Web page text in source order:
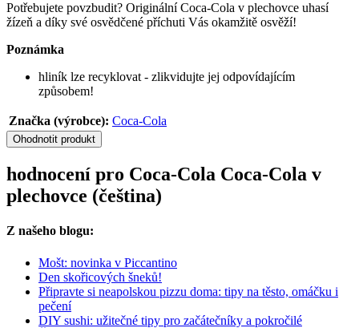
Potřebujete povzbudit? Originální Coca-Cola v plechovce uhasí
žízeň a díky své osvědčené příchuti Vás okamžitě osvěží!
Poznámka
hliník lze recyklovat - zlikvidujte jej odpovídajícím
způsobem!
Značka (výrobce): Coca‑Cola
Ohodnotit produkt
hodnocení pro Coca‑Cola Coca-Cola v
plechovce (čeština)
Z našeho blogu:
Mošt: novinka v Piccantino
Den skořicových šneků!
Připravte si neapolskou pizzu doma: tipy na těsto, omáčku i
pečení
DIY sushi: užitečné tipy pro začátečníky a pokročilé